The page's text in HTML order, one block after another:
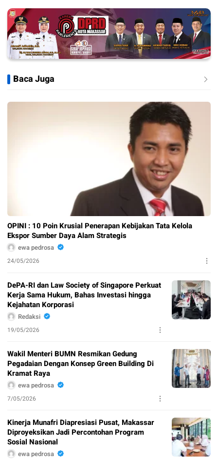
Baca Juga
OPINI : 10 Poin Krusial Penerapan Kebijakan Tata Kelola
Ekspor Sumber Daya Alam Strategis
ewa pedrosa
24/05/2026
DePA-RI dan Law Society of Singapore Perkuat
Kerja Sama Hukum, Bahas Investasi hingga
Kejahatan Korporasi
Redaksi
19/05/2026
Wakil Menteri BUMN Resmikan Gedung
Pegadaian Dengan Konsep Green Building Di
Kramat Raya
ewa pedrosa
7/05/2026
Kinerja Munafri Diapresiasi Pusat, Makassar
Diproyeksikan Jadi Percontohan Program
Sosial Nasional
ewa pedrosa